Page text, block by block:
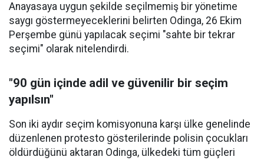
Anayasaya uygun şekilde seçilmemiş bir yönetime
saygı göstermeyeceklerini belirten Odinga, 26 Ekim
Perşembe günü yapılacak seçimi "sahte bir tekrar
seçimi" olarak nitelendirdi.
"90 gün içinde adil ve güvenilir bir seçim
yapılsın"
Son iki aydır seçim komisyonuna karşı ülke genelinde
düzenlenen protesto gösterilerinde polisin çocukları
öldürdüğünü aktaran Odinga, ülkedeki tüm güçleri